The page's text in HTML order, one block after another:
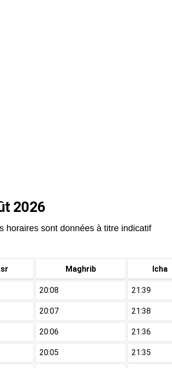
2026
horaires sont données à titre indicatif
Maghrib Icha
20:08 21:39
20:07 21:38
20:06 21:36
20:05 21:35